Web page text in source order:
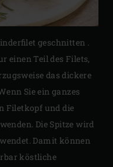
geschnitten .
einen Teil des Filets,
das dickere
Sie ein ganzes
Filetkopf und die
Die Spitze wird
Damit können
köstliche